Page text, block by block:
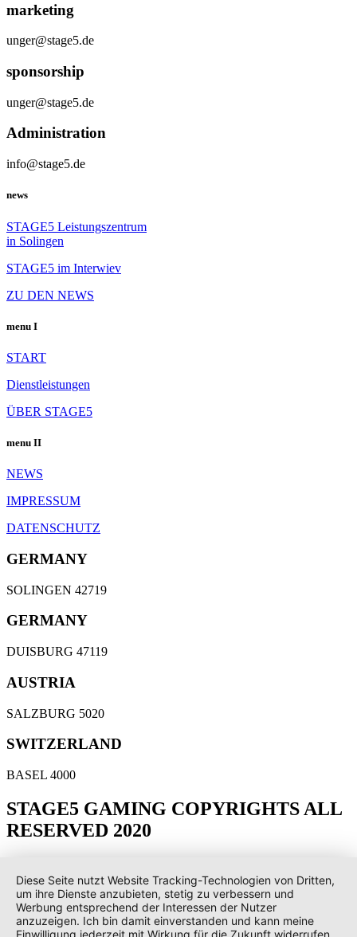
marketing
unger@stage5.de
sponsorship
unger@stage5.de
Administration
info@stage5.de
news
STAGE5 Leistungszentrum
in Solingen
STAGE5 im Interwiev
ZU DEN NEWS
menu I
START
Dienstleistungen
ÜBER STAGE5
menu II
NEWS
IMPRESSUM
DATENSCHUTZ
GERMANY
SOLINGEN 42719
GERMANY
DUISBURG 47119
AUSTRIA
SALZBURG 5020
SWITZERLAND
BASEL 4000
STAGE5 GAMING COPYRIGHTS ALL
RESERVED 2020
Diese Seite nutzt Website Tracking-Technologien von Dritten,
um ihre Dienste anzubieten, stetig zu verbessern und
Werbung entsprechend der Interessen der Nutzer
anzuzeigen. Ich bin damit einverstanden und kann meine
Einwilligung jederzeit mit Wirkung für die Zukunft widerrufen